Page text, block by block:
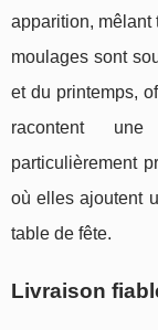
apparition, mêlant
moulages sont
et du printemps,
racontent
particulièrement
où elles ajoutent
table de fête.
Livraison